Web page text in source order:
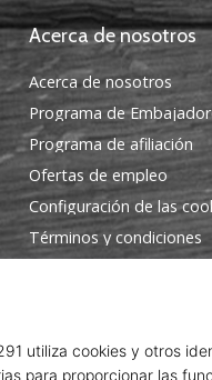
Acerca de nosotros
Acerca de nosotros
Programa de
Programa de afiliación
Ofertas de empleo
Configuración de las
Términos y condiciones